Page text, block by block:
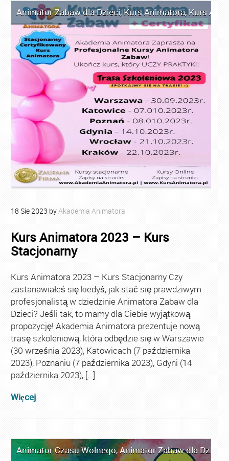
Animator Zabaw dla Dzieci,Kurs Animatora,Kurs
18 Sie2023 byAkademia Animatora
Kurs Animatora 2023 – Kurs
Stacjonarny
Kurs Animatora 2023 – Kurs Stacjonarny Czy
zastanawiałeś się kiedyś, jak stać się prawdziwym
profesjonalistą w dziedzinie Animatora Zabaw dla
Dzieci? Jeśli tak, to mamy dla Ciebie wyjątkową
propozycję! Akademia Animatora prezentuje nową
trasę szkoleniową, która odbędzie się w Warszawie
(30 września 2023), Katowicach (7 października
2023), Poznaniu (7 października 2023), Gdyni (14
października 2023), […]
Więcej
Animator Czasu Wolnego,Animator Zabaw dla Dzieci